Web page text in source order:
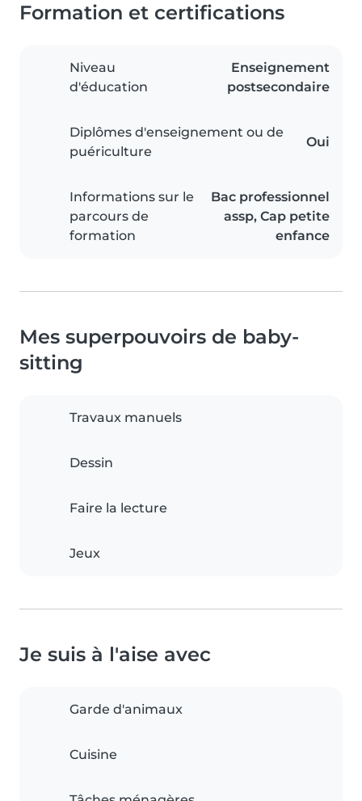
Formation et certifications
Niveau
d'éducation
Enseignement
postsecondaire
Diplômes d'enseignement ou de
puériculture
Oui
Informations sur le
parcours de
formation
Bac professionnel
assp, Cap petite
enfance
Mes superpouvoirs de baby-
sitting
Travaux manuels
Dessin
Faire la lecture
Jeux
Je suis à l'aise avec
Garde d'animaux
Cuisine